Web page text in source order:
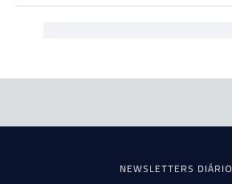
NEWSLETTERS DIÁRIO